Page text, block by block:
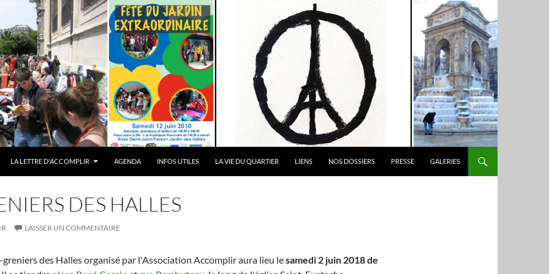
LA LETTRE D'ACCOMPLIR AGENDA INFOS UTILES LA VIE DU QUARTIER LIENS NOS DOSSIERS PRESSE GALERIES
DES HALLES
LAISSER UN COMMENTAIRE
greniers des Halles organisé par l'Association Accomplir aura lieu lesamedi 2 juin 2018 de